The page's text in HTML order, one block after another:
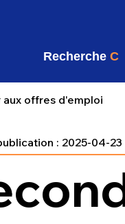
aux offres d'emploi
2025-04-23
:
Recherche C